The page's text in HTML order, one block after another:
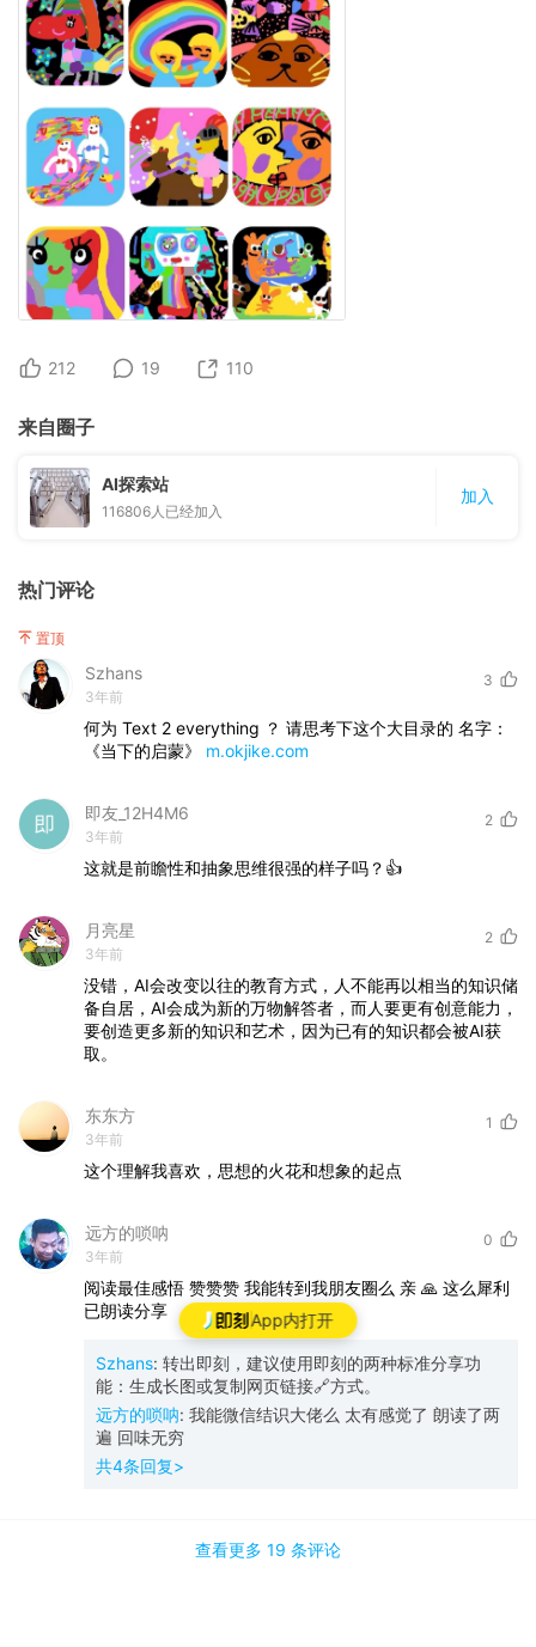
App内打开
212 19 110
来自圈子
AI探索站
116806人已经加入
加入
热门评论
置顶
Szhans
3年前
3
何为 Text 2 everything ？ 请思考下这个大目录的 名字：
《当下的启蒙》 m.okjike.com
即友_12H4M6
3年前
2
这就是前瞻性和抽象思维很强的样子吗？👍
月亮星
3年前
2
没错，AI会改变以往的教育方式，人不能再以相当的知识储
备自居，AI会成为新的万物解答者，而人要更有创意能力，
要创造更多新的知识和艺术，因为已有的知识都会被AI获
取。
东东方
3年前
1
这个理解我喜欢，思想的火花和想象的起点
远方的唢呐
3年前
0
阅读最佳感悟 赞赞赞 我能转到我朋友圈么 亲 🙏 这么犀利
已朗读分享
Szhans: 转出即刻，建议使用即刻的两种标准分享功
能：生成长图或复制网页链接🔗方式。
远方的唢呐: 我能微信结识大佬么 太有感觉了 朗读了两
遍 回味无穷
共4条回复>
查看更多 19 条评论